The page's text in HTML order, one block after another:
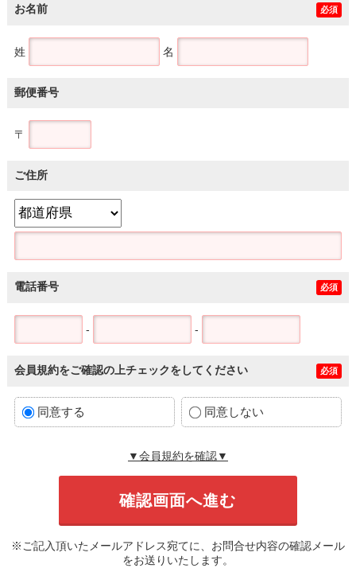
お名前 必須
姓 名
郵便番号
〒
ご住所
電話番号 必須
- -
会員規約をご確認の上チェックをしてください 必須
同意する 同意しない
▼会員規約を確認▼
※ご記入頂いたメールアドレス宛てに、お問合せ内容の確認メール
をお送りいたします。